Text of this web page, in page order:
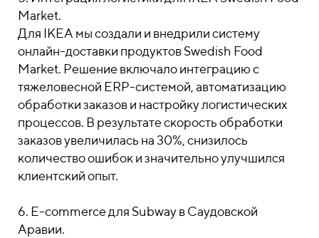
Market.
Для IKEA мы создали и внедрили систему
онлайн-доставки продуктов Swedish Food
Market. Решение включало интеграцию с
тяжеловесной ERP-системой, автоматизацию
обработки заказов и настройку логистических
процессов. В результате скорость обработки
заказов увеличилась на 30%, снизилось
количество ошибок и значительно улучшился
клиентский опыт.
6. E-commerce для Subway в Саудовской
Аравии.